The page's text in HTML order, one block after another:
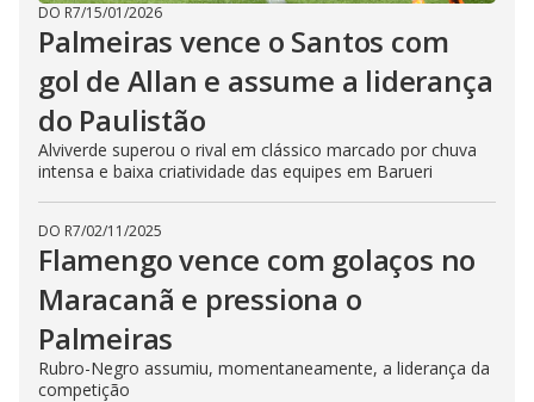
DO R7/15/01/2026
Palmeiras vence o Santos com
gol de Allan e assume a liderança
do Paulistão
Alviverde superou o rival em clássico marcado por chuva
intensa e baixa criatividade das equipes em Barueri
DO R7/02/11/2025
Flamengo vence com golaços no
Maracanã e pressiona o
Palmeiras
Rubro-Negro assumiu, momentaneamente, a liderança da
competição